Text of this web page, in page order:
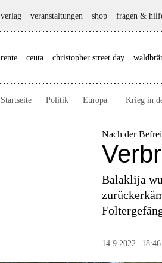
verlag
veranstaltungen shop fragen &
rente ceuta christopher street day
Startseite Politik Europa Krieg in
Nach der
Balaklija
14.9.2022